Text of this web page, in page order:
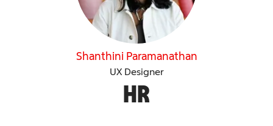
Shanthini Paramanathan
UX Designer
HR